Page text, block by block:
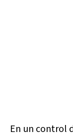
En un control